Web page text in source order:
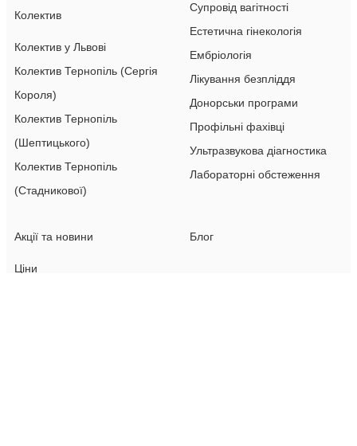
Колектив
Колектив у Львові
Колектив Тернопіль (Сергія
Короля)
Колектив Тернопіль
(Шептицького)
Колектив Тернопіль
(Стадникової)
Супровід вагітності
Естетична гінекологія
Ембріологія
Лікування безпліддя
Донорськи програми
Профільні фахівці
Ультразвукова діагностика
Лабораторні обстеження
Ціни
Акції та новини Блог